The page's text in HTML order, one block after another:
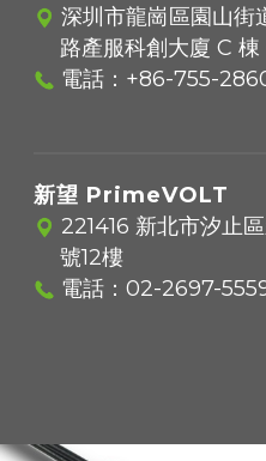
深圳市龍崗區園山街
路產服科創大廈 C 棟
電話： +86-755-
新望 PrimeVOLT
221416 新北市汐止
號12樓
電話： 02-2697-